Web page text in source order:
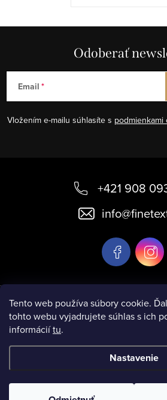
Tento web používa súbory cookie.
tohto webu vyjadrujete súhlas s ich
informáciítu.
Nastavenie
Odoberať
Email
Vložením e-mailu súhlasíte s
e
+421 908
info@
Informácie pre vás
Copyright 2026www.finetextil.sk. Všetky